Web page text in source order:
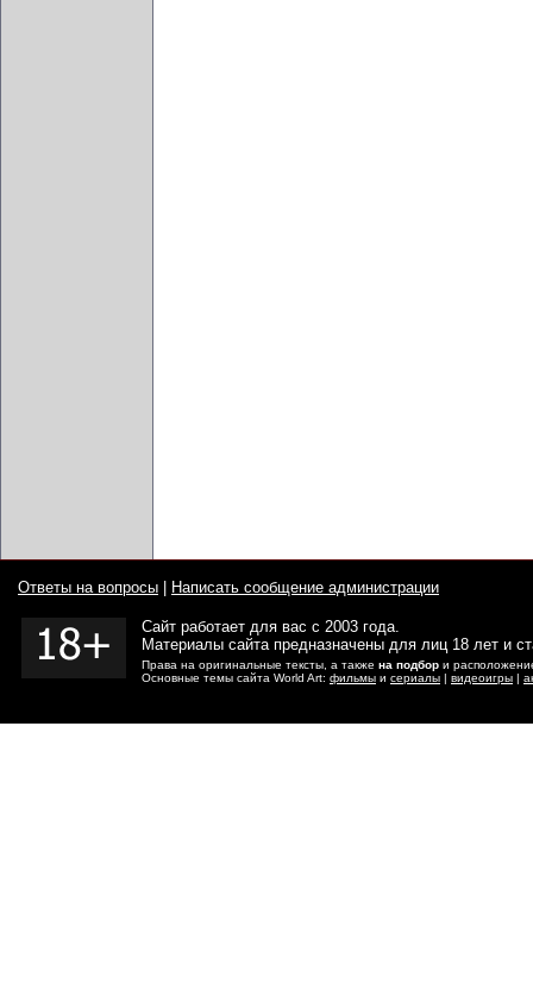
Ответы на вопросы Написать сообщение администрации
Сайт работает для вас с 2003 года.
Материалы сайта предназначены для лиц 18 лет и
Права на оригинальные тексты, а также на подбор и
Основные темы сайта World Art: фильмы и сериалы | видеоигры |